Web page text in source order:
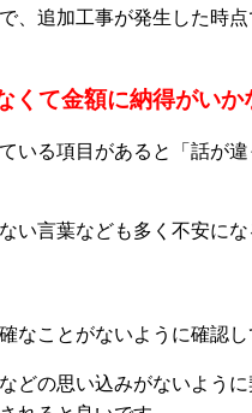
、追加工事が発生した時
て金額に納得がいか
いる項目があると「話が
い言葉なども多く不安にな
ことがないように確認し
どの思い込みがないよう